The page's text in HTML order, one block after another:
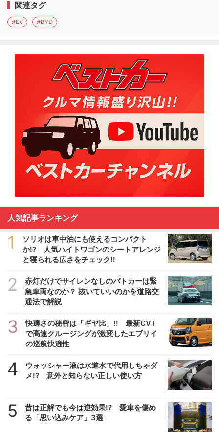
関連タグ
#EV #BYD
人気記事ランキング
1
ソリオは車中泊にも使えるコンパクト
か!? 人気ハイトワゴンのシートアレンジ
と寝られる広さをチェック!!
2
赤灯だけでサイレンなしのパトカーは緊
急車両なのか？ 抜いていいのかを道路交
通法で解説
3
快適さの秘密は「ギヤ比」!! 最新CVT
で高速クルージングが激変したエブリイ
の巡航快適性
4
ウォッシャー液は水道水で代用しちゃダ
メ!? 意外と知らない正しい使い方
5
昔は正解でも今は逆効果!? 愛車を傷め
る「思い込みケア」3選